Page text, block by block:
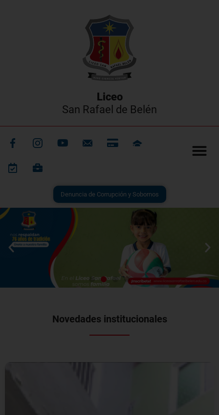
Liceo
San Rafael de Belén
Denuncia de Corrupción y Sobornos
Novedades institucionales